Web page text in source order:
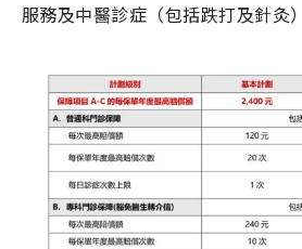
服務及中醫診症（包括跌打及針灸